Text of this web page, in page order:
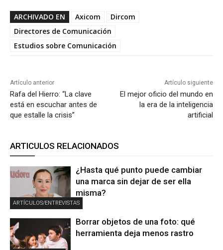
ARCHIVADO EN Axicom
Dircom
Directores de Comunicación
Estudios sobre Comunicación
Artículo anterior
Rafa del Hierro: “La clave
está en escuchar antes de
que estalle la crisis”
Artículo siguiente
El mejor oficio del mundo en
la era de la inteligencia
artificial
ARTICULOS RELACIONADOS
ARTÍCULOS/ENTREVISTAS
¿Hasta qué punto puede cambiar
una marca sin dejar de ser ella
misma?
Borrar objetos de una foto: qué
herramienta deja menos rastro